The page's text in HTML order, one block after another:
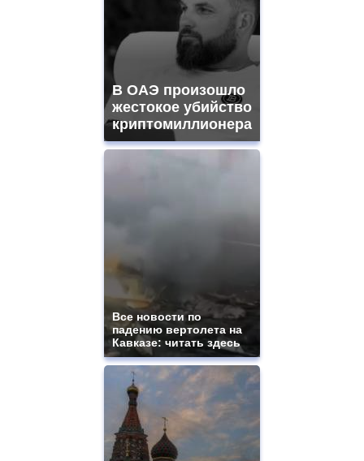
В ОАЭ произошло
жестокое убийство
криптомиллионера
Все новости по
падению вертолета на
Кавказе: читать здесь